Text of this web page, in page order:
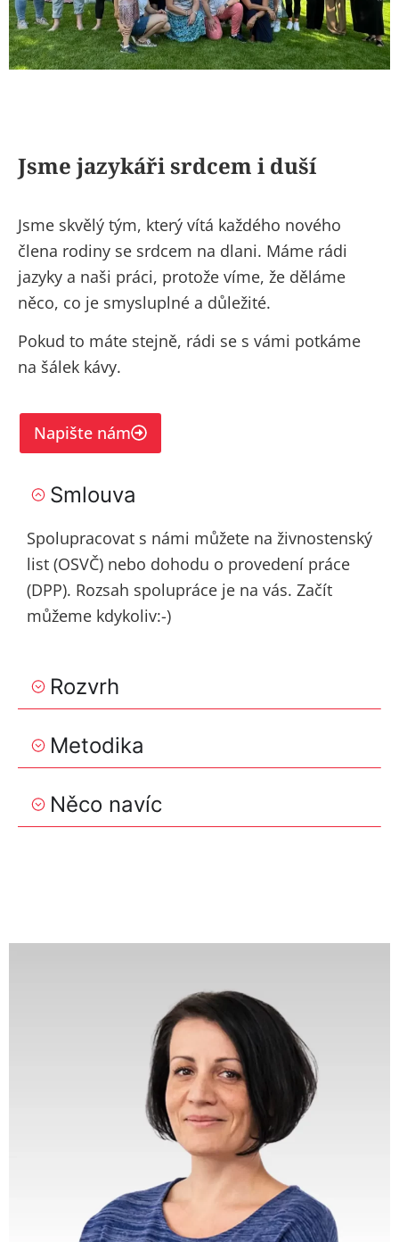
Jsme jazykáři srdcem i duší
Jsme skvělý tým, který vítá každého nového
člena rodiny se srdcem na dlani. Máme rádi
jazyky a naši práci, protože víme, že děláme
něco, co je smysluplné a důležité.
Pokud to máte stejně, rádi se s vámi potkáme
na šálek kávy.
Napište nám
Smlouva
Spolupracovat s námi můžete na živnostenský
list (OSVČ) nebo dohodu o provedení práce
(DPP). Rozsah spolupráce je na vás. Začít
můžeme kdykoliv:-)
Rozvrh
Metodika
Něco navíc